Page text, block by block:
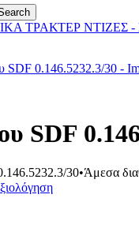
ΤΡΑΚΤΕΡ ΝΤΙΖΕΣ
SDF
30•Άμεσα